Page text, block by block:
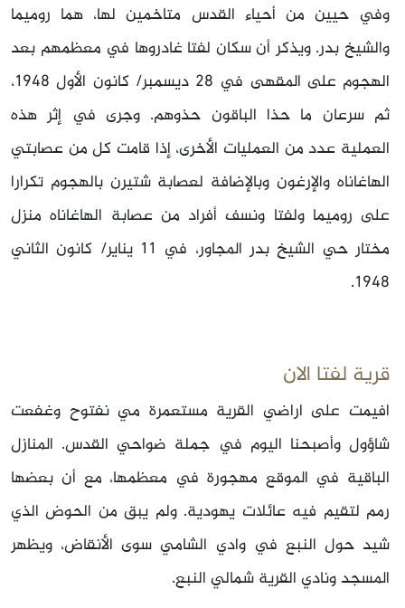
وفي حيين من أحياء القدس متاخمين لها، هما روميما
والشيخ بدر. ويذكر أن سكان لفتا غادروها في معظمهم بعد
الهجوم على المقهى في 28 ديسمبر/ كانون الأول 1948،
ثم سرعان ما حذا الباقون حذوهم. وجرى في إثر هذه
العملية عدد من العمليات الأخرى، إذا قامت كل من عصابتي
الهاغاناه والإرغون وبالإضافة لعصابة شتيرن بالهجوم تكرارا
على روميما ولفتا ونسف أفراد من عصابة الهاغاناه منزل
مختار حي الشيخ بدر المجاور، في 11 يناير/ كانون الثاني
1948.
قرية لفتا الان
افيمت على اراضي القرية مستعمرة مي نفتوح وغفعت
شاؤول وأصبحنا اليوم في جملة ضواحي القدس. المنازل
الباقية في الموقع مهجورة في معظمها، مع أن بعضها
رمم لتقيم فيه عائلات يهودية. ولم يبق من الحوض الذي
شيد حول النبع في وادي الشامي سوى الأنقاض، ويظهر
المسجد ونادي القرية شمالي النبع.